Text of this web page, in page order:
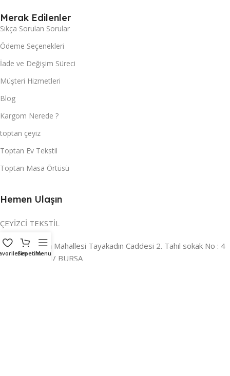
Merak Edilenler
Sıkça Sorulan Sorular
Ödeme Seçenekleri
İade ve Değişim Süreci
Müşteri Hizmetleri
Blog
Kargom Nerede ?
toptan çeyiz
Toptan Ev Tekstil
Toptan Masa Örtüsü
Hemen Ulaşın
ÇEYİZCİ TEKSTİL
Adres:Reyhan Mahallesi Tayakadın Caddesi 2. Tahıl sokak No : 4
/ a Osmangazi / BURSA
SepetimMenu